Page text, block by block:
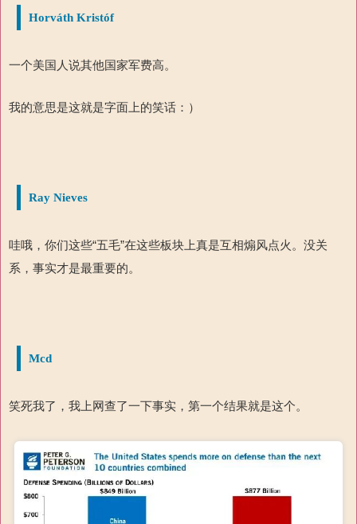
Horváth Kristóf
一个美国人说其他国家军费高。
我的意思是这就是字面上的笑话：）
Ray Nieves
哇哦，你们这些“五毛”在这些板块上真是互相煽风点火。没关
系，事实才是最重要的。
Mcd
笑死我了，我上网查了一下事实，第一个结果就是这个。